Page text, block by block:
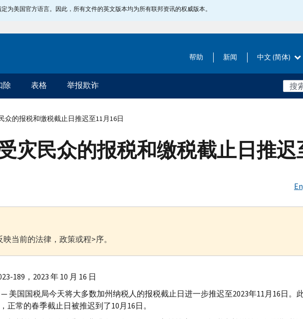
为美国官方语言。因此，所有文件的英文版本均为所有联邦资讯的权威版本。
帮助 新闻 中文 (简体)
除 表格 举报欺诈
众的报税和缴税截止日推迟至11月16日
灾民众的报税和缴税截止日推迟
当前的法律，政策或程>序。
189，2023 年 10 月 16 日
美国国税局今天将大多数加州纳税人的报税截止日进一步推迟至2023年11月16日。
正常的春季截止日被推迟到了10月16日。